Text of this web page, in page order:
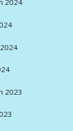
2024
2023